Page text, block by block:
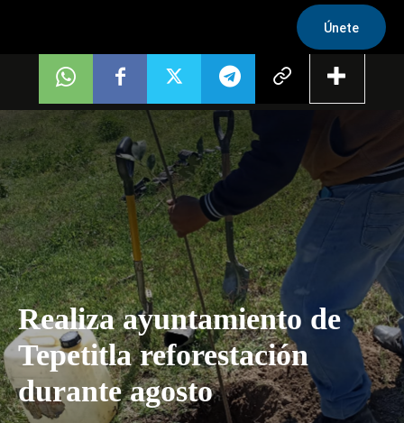
Únete
Realiza ayuntamiento de
Tepetitla reforestación
durante agosto